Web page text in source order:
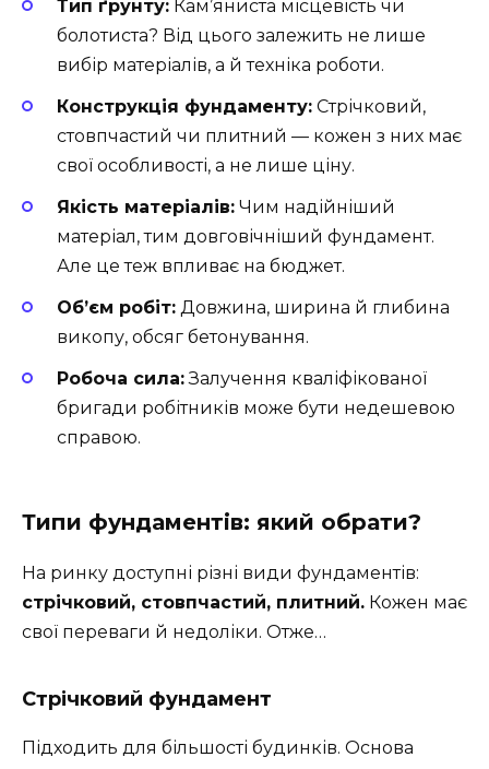
Тип ґрунту: Кам’яниста місцевість чи
болотиста? Від цього залежить не лише
вибір матеріалів, а й техніка роботи.
Конструкція фундаменту: Стрічковий,
стовпчастий чи плитний — кожен з них має
свої особливості, а не лише ціну.
Якість матеріалів: Чим надійніший
матеріал, тим довговічніший фундамент.
Але це теж впливає на бюджет.
Об’єм робіт: Довжина, ширина й глибина
викопу, обсяг бетонування.
Робоча сила:Залучення кваліфікованої
бригади робітників може бути недешевою
справою.
Типи фундаментів: який обрати?
На ринку доступні різні види фундаментів:
стрічковий, стовпчастий, плитний. Кожен має
свої переваги й недоліки. Отже…
Стрічковий фундамент
Підходить для більшості будинків. Основа